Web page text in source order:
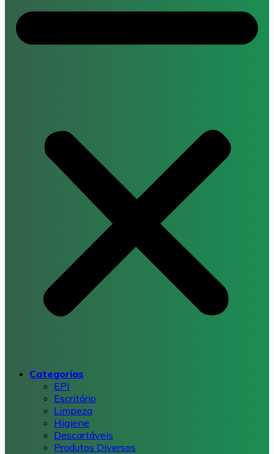
Categorias
EPI
Escritório
Limpeza
Higiene
Descartáveis
Produtos Diversos